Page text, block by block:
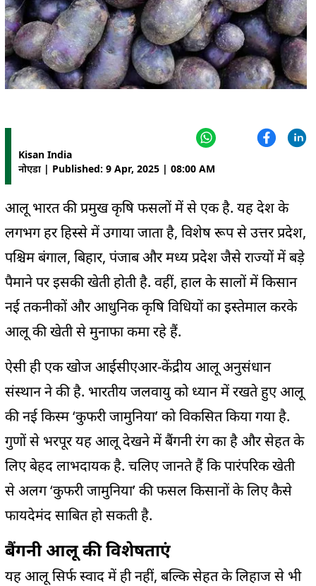
Kisan India
नोएडा | Published: 9 Apr, 2025 | 08:00 AM
आलू भारत की प्रमुख कृषि फसलों में से एक है. यह देश के
लगभग हर हिस्से में उगाया जाता है, विशेष रूप से उत्तर प्रदेश,
पश्चिम बंगाल, बिहार, पंजाब और मध्य प्रदेश जैसे राज्यों में बड़े
पैमाने पर इसकी खेती होती है. वहीं, हाल के सालों में किसान
नई तकनीकों और आधुनिक कृषि विधियों का इस्तेमाल करके
आलू की खेती से मुनाफा कमा रहे हैं.
ऐसी ही एक खोज आईसीएआर-केंद्रीय आलू अनुसंधान
संस्थान ने की है. भारतीय जलवायु को ध्यान में रखते हुए आलू
की नई किस्म ‘कुफरी जामुनिया’ को विकसित किया गया है.
गुणों से भरपूर यह आलू देखने में बैंगनी रंग का है और सेहत के
लिए बेहद लाभदायक है. चलिए जानते हैं कि पारंपरिक खेती
से अलग ‘कुफरी जामुनिया’ की फसल किसानों के लिए कैसे
फायदेमंद साबित हो सकती है.
बैंगनी आलू की विशेषताएं
यह आलू सिर्फ स्वाद में ही नहीं, बल्कि सेहत के लिहाज से भी